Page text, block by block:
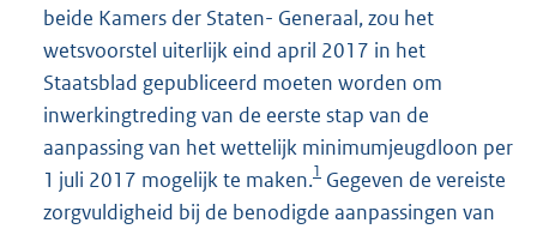
beide Kamers der Staten- Generaal, zou het
wetsvoorstel uiterlijk eind april 2017 in het
Staatsblad gepubliceerd moeten worden om
inwerkingtreding van de eerste stap van de
aanpassing van het wettelijk minimumjeugdloon per
1 juli 2017 mogelijk te maken.1 Gegeven de vereiste
zorgvuldigheid bij de benodigde aanpassingen van